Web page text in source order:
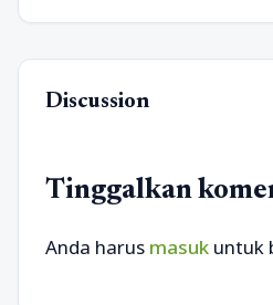
Discussion
Tinggalkan
Anda harus masuk untuk